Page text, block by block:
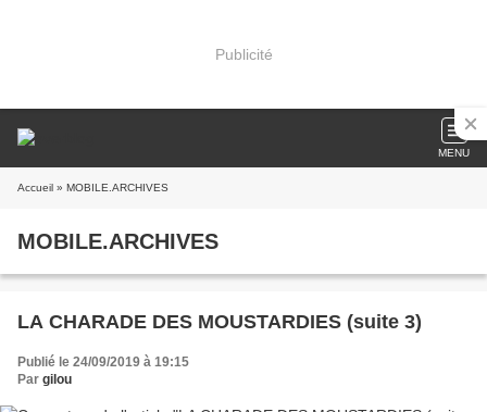
Publicité
MENU
Accueil » MOBILE.ARCHIVES
MOBILE.ARCHIVES
LA CHARADE DES MOUSTARDIES (suite 3)
Publié le 24/09/2019 à 19:15
Par gilou